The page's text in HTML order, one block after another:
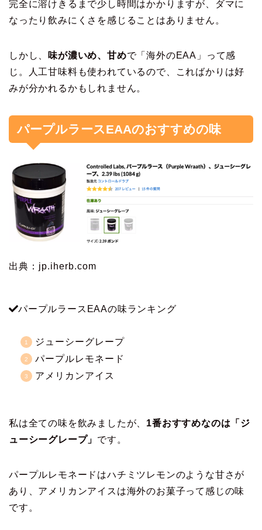
完全に溶けきるまで少し時間はかかりますが、ダマに
なったり飲みにくさを感じることはありません。
しかし、 味が濃いめ、甘めで「海外のEAA」って感
じ。人工甘味料も使われているので、こればかりは好
みが分かれるかもしれません。
パープルラースEAAのおすすめの味
出典：jp.iherb.com
パープルラースEAAの味ランキング
ジューシーグレープ
パープルレモネード
アメリカンアイス
私は全ての味を飲みましたが、 1番おすすめなのは「ジ
ューシーグレープ」 です。
パープルレモネードはハチミツレモンのような甘さが
あり、アメリカンアイスは海外のお菓子って感じの味
です。